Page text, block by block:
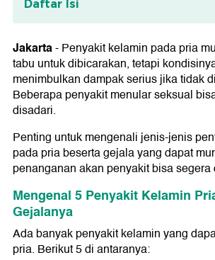
Daftar Isi
Mengenal 5 Penyakit Kelamin
Gejalanya
1. Klamidia
2. Herpes Genital
3. HIV
4. Sifilis
5. Gonore
Jakarta-Penyakit kelamin pada pria
tabu untuk dibicarakan, tetapi
menimbulkan dampak serius jika tidak
Beberapa penyakit menular seksual
disadari.
Penting untuk mengenali jenis-jenis
pada pria beserta gejala yang dapat
penanganan akan penyakit bisa segera
Mengenal 5 Penyakit Kelamin
Gejalanya
Ada banyak penyakit kelamin yang
pria. Berikut 5 di antaranya: